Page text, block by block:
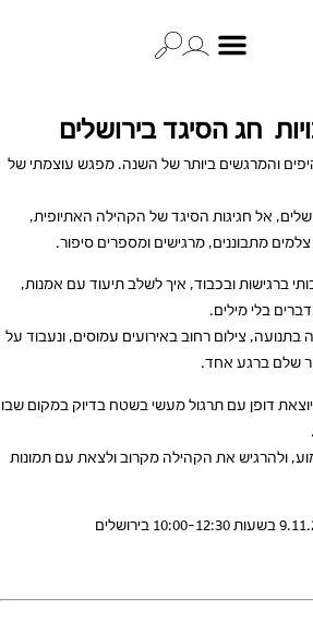
חג הסיגד בירושלים
והמרגשים ביותר של השנה. מפגש עוצמתי של
אל חגיגות הסיגד של הקהילה האתיופית,
צלמים מתבוננים, מרגישים ומספרים סיפור.
ברגישות ובכבוד, איך לשלב תיעוד עם אמנות,
בלי מילים.
בתנועה, צילום רחוב באירועים עמוסים, ונעבוד על
שלם ברגע אחד.
דופן עם תרגול מעשי בשטח בדיוק במקום שבו
ולהרגיש את הקהילה מקרוב ולצאת עם תמונות